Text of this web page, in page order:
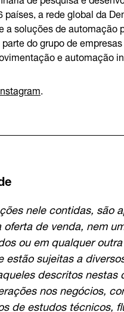
a rede global da
soluções de
do grupo de
e automação
.
nele contidas, são
de venda, nem
ou em qualquer
sujeitas a
descritos
nos negócios,
de estudos técnicos,